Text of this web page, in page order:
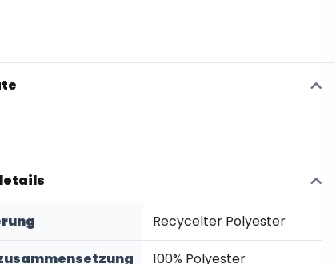
Recycelter Polyester
100% Polyester